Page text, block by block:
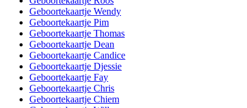
Geboortekaartje Wendy
Geboortekaartje Pim
Geboortekaartje Thomas
Geboortekaartje Dean
Geboortekaartje Candice
Geboortekaartje Djessie
Geboortekaartje Fay
Geboortekaartje Chris
Geboortekaartje Chiem